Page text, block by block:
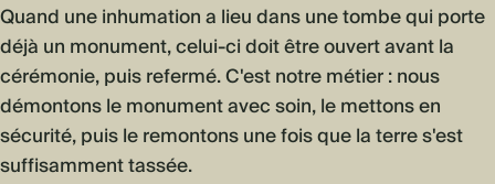
Quand une inhumation a lieu dans une tombe qui porte
déjà un monument, celui-ci doit être ouvert avant la
cérémonie, puis refermé. C'est notre métier : nous
démontons le monument avec soin, le mettons en
sécurité, puis le remontons une fois que la terre s'est
suffisamment tassée.